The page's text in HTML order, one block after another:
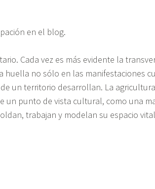
en el blog.
Cada vez es más evidente la
huella no sólo en las manifestaciones
un territorio desarrollan. La
un punto de vista cultural, como una
trabajan y modelan su espacio